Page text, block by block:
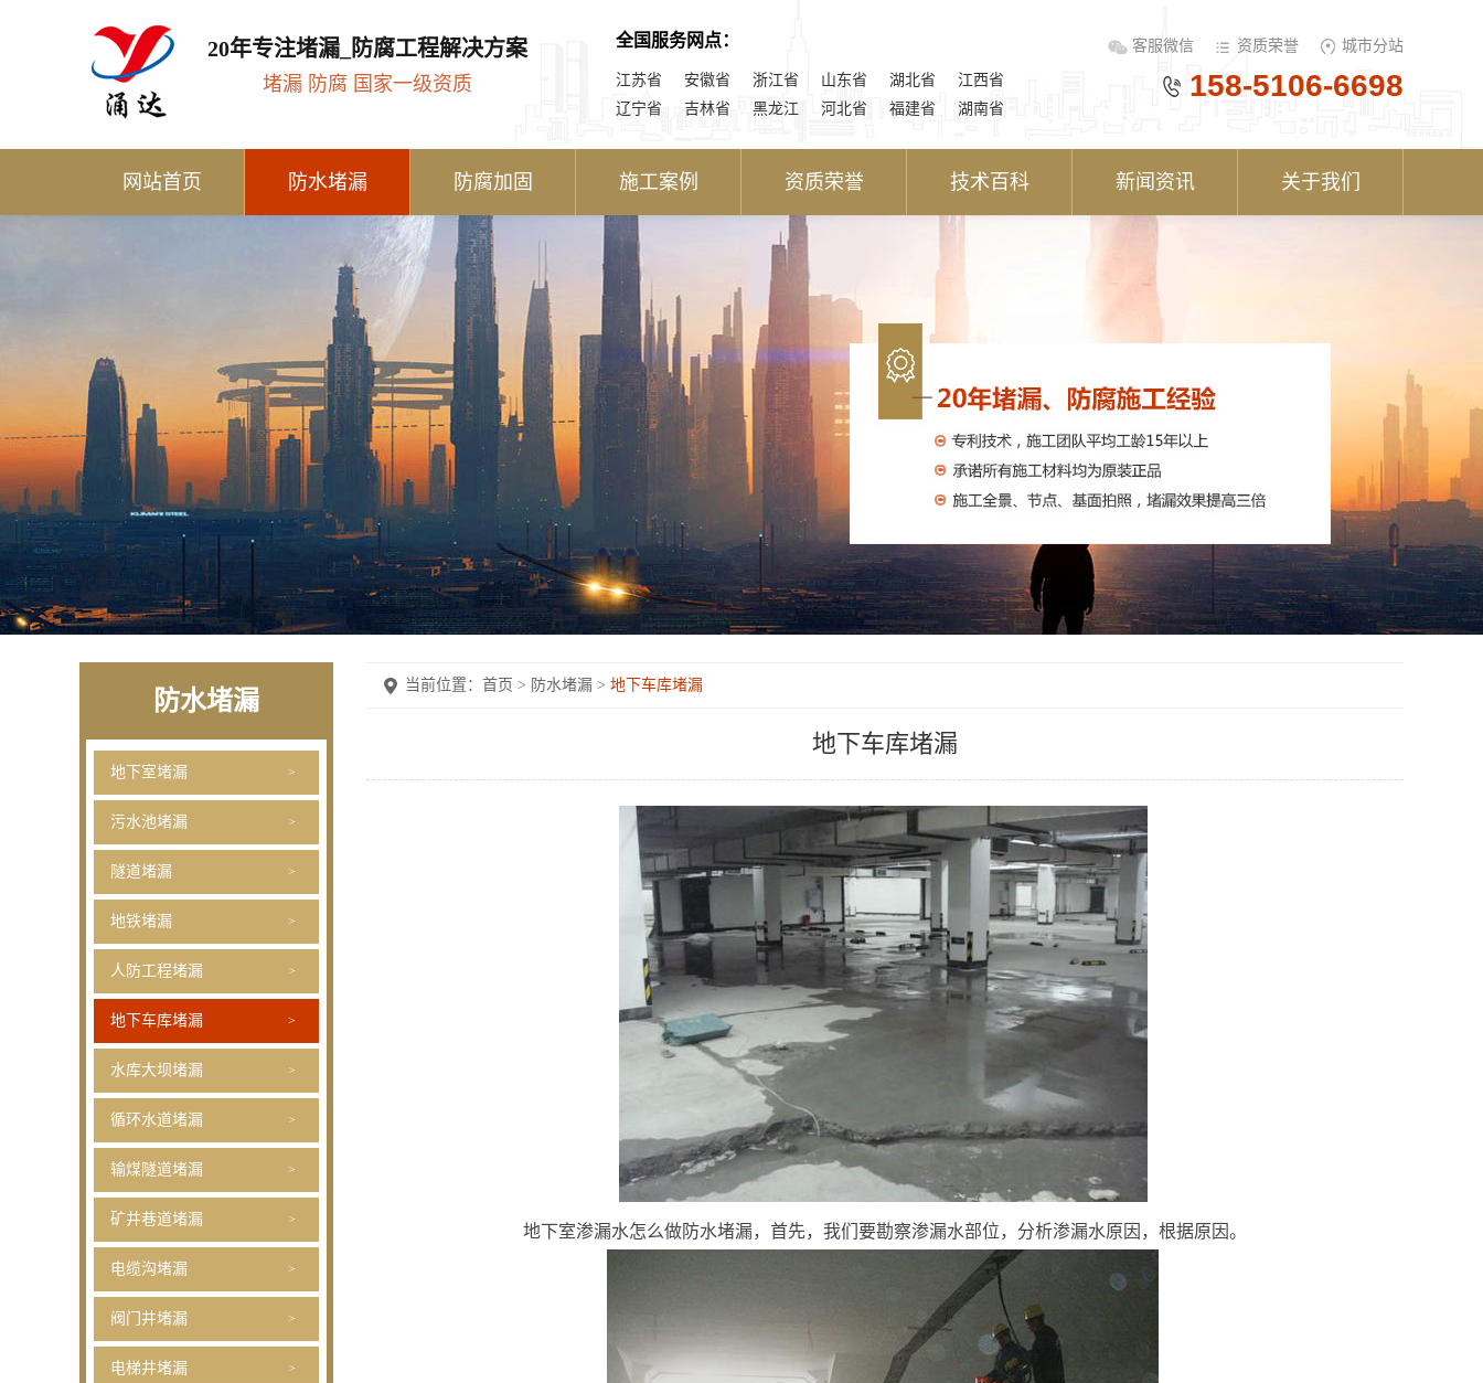
20年专注堵漏_防腐工程解决方案
堵漏 防腐 国家一级资质
全国服务网点：
江苏省 安徽省 浙江省 山东省 湖北省
江西省
辽宁省
吉林省 黑龙江 河北省 福建省 湖南省
客服微信 资质荣誉 城市分站
158-5106-6698
网站首页 防水堵漏 防腐加固 施工案例 资质荣誉 技术百科 新闻资讯 关于我们
防水堵漏
地下室堵漏
污水池堵漏
隧道堵漏
地铁堵漏
人防工程堵漏
地下车库堵漏
水库大坝堵漏
循环水道堵漏
输煤隧道堵漏
矿井巷道堵漏
电缆沟堵漏
阀门井堵漏
电梯井堵漏
当前位置： 首页 > 防水堵漏 > 地下车库堵漏
地下车库堵漏
地下室渗漏水怎么做防水堵漏，首先，我们要勘察渗漏水部位，分析渗漏水原因，根据原因。